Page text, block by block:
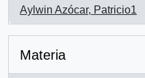
Aylwin Azócar, Patricio1
, 3 resultados
Materia